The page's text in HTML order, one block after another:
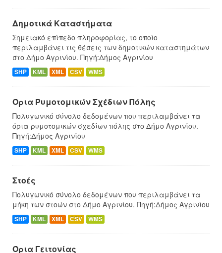
Δημοτικά Καταστήματα
Σημειακό επίπεδο πληροφορίας, το οποίο
περιλαμβάνει τις θέσεις των δημοτικών καταστημάτων
στο Δήμο Αγρινίου. Πηγή:Δήμος Αγρινίου
SHP KML XML CSV WMS
Όρια Ρυμοτομικών Σχέδιων Πόλης
Πολυγωνικό σύνολο δεδομένων που περιλαμβάνει τα
όρια ρυμοτομικών σχεδίων πόλης στο Δήμο Αγρινίου.
Πηγή:Δήμος Αγρινίου
SHP KML XML CSV WMS
Στοές
Πολυγωνικό σύνολο δεδομένων που περιλαμβάνει τα
μήκη των στοών στο Δήμο Αγρινίου. Πηγή:Δήμος Αγρινίου
SHP KML XML CSV WMS
Όρια Γειτονίας